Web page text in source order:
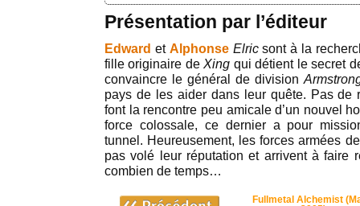
Présentation par l’éditeur
Edward et Alphonse Elricsont à la
fille originaire deXing qui détient le secret
convaincre le général de division
pays de les aider dans leur quête. Pas de
font la rencontre peu amicale d’un nouvel
force colossale, ce dernier a pour
tunnel. Heureusement, les forces armées
pas volé leur réputation et arrivent à faire
combien de temps…
Fullmetal Alchemist